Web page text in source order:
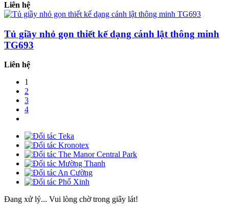
Liên hệ
Tủ giầy nhỏ gọn thiết kế dạng cánh lật thông minh
TG693
Liên hệ
1
2
3
4
Đang xử lý... Vui lòng chờ trong giây lát!